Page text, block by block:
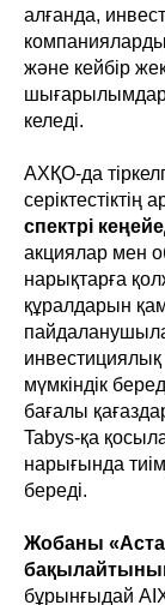
алғанда,
және кейбір
келеді.
АХҚО-да
серіктестіктің
спектрі
акциялар мен
нарықтарға
құралдарын
мүмкіндік
бағалы
Tabys-қа
нарығында
береді.
Жобаны
бұрынғыдай